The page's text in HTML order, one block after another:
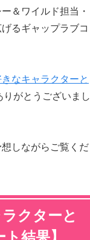
＆ワイルド担当・
るギャップラブコ
なキャラクターと
がとうございまし
しながらご覧くだ
クターと
結果】